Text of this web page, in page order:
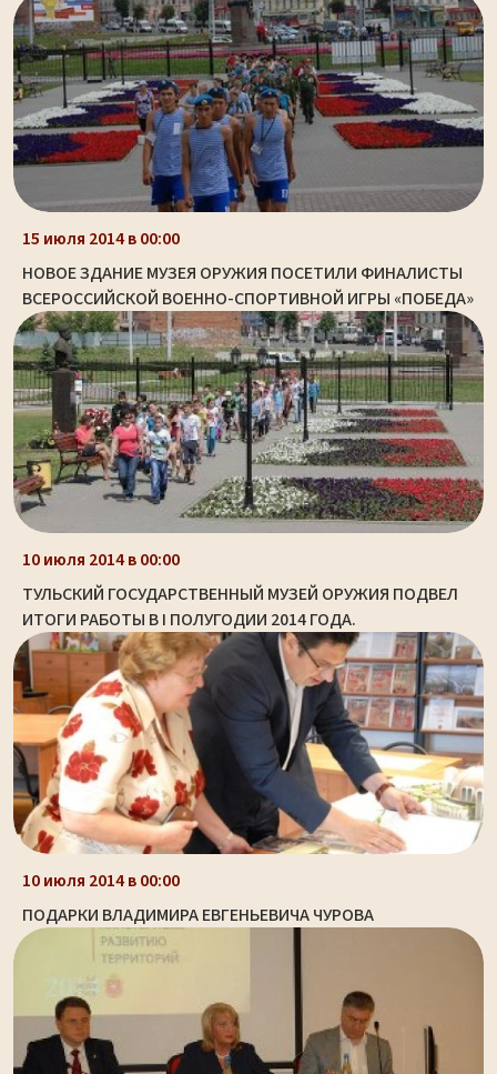
15 июля 2014 в 00:00
НОВОЕ ЗДАНИЕ МУЗЕЯ ОРУЖИЯ ПОСЕТИЛИ ФИНАЛИСТЫ
ВСЕРОССИЙСКОЙ ВОЕННО-СПОРТИВНОЙ ИГРЫ «ПОБЕДА»
10 июля 2014 в 00:00
ТУЛЬСКИЙ ГОСУДАРСТВЕННЫЙ МУЗЕЙ ОРУЖИЯ ПОДВЕЛ
ИТОГИ РАБОТЫ В I ПОЛУГОДИИ 2014 ГОДА.
10 июля 2014 в 00:00
ПОДАРКИ ВЛАДИМИРА ЕВГЕНЬЕВИЧА ЧУРОВА